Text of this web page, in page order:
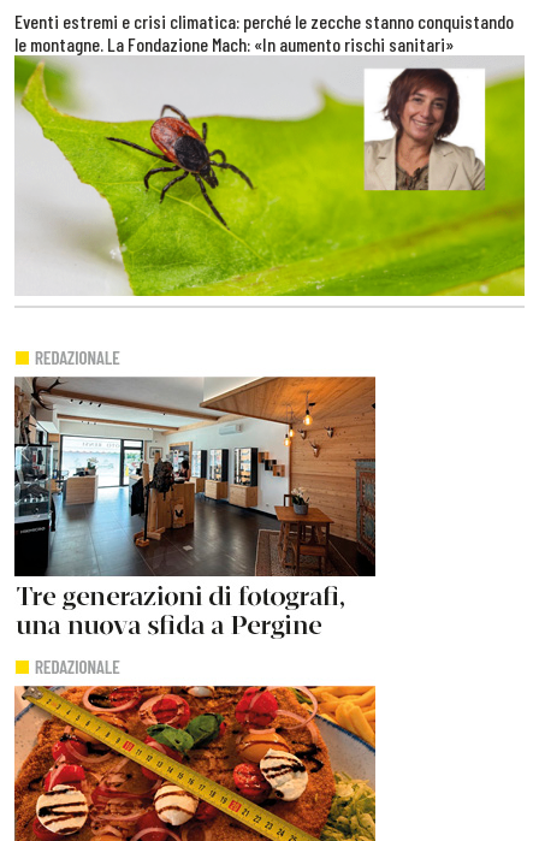
Eventi estremi e crisi climatica: perché le zecche stanno conquistando
le montagne. La Fondazione Mach: «In aumento rischi sanitari»